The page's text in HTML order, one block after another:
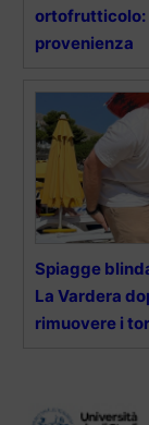
ortofrutticolo:
provenienza
Spiagge
La Vardera
rimuovere i